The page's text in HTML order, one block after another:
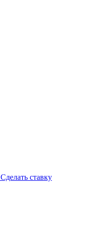
Сделать ставку